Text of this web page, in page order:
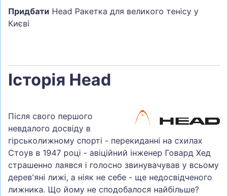
Придбати Head Ракетка для великого тенісу у
Києві
Історія Head
Після свого першого
невдалого досвіду в
гірськолижному спорті - перекиданні на схилах
Стоув в 1947 році - авіційний інженер Говард Хед
страшенно лаявся і голосно звинувачував у всьому
дерев'яні лижі, а ніяк не себе - ще недосвідченого
лижника. Що йому не сподобалося найбільше?